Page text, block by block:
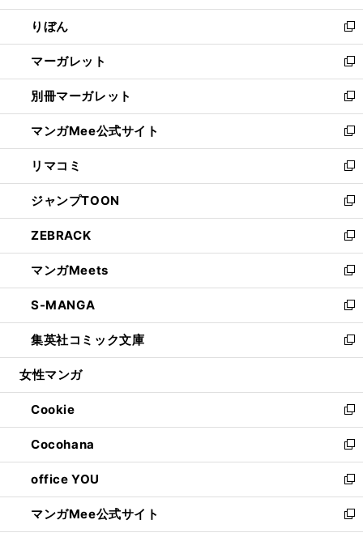
開
く
ウ
で
開
く
ン
ド
ウ
で
開
く
ウ
ィ
ン
ド
ウ
で
開
く
りぼん
新
し
い
ウ
ィ
ン
ド
ウ
で
開
く
マーガレット
新
し
い
ウ
ィ
ン
ド
ウ
で
開
く
別冊マーガレット
新
し
い
ウ
ィ
ン
ド
ウ
で
開
く
マンガMee公式サイト
新
し
い
ウ
ィ
ン
ド
ウ
で
開
く
リマコミ
新
し
い
ウ
ィ
ン
ド
ウ
で
開
く
ジャンプTOON
新
し
い
ウ
ィ
ン
ド
ウ
で
開
ZEBRACK
新
し
い
ウ
ィ
ン
ド
ウ
開
く
マンガMeets
新
し
い
ウ
ィ
ン
ウ
で
開
く
S-MANGA
新
し
い
ウ
ン
ド
ウ
で
開
く
集英社コミック文庫
新
し
ウ
ィ
ン
ド
ウ
で
開
く
女性マンガ
Cookie
新
し
い
ウ
ィ
ン
ド
ウ
Cocohana
新
し
い
ウ
ィ
ン
office YOU
新
し
い
ウ
マンガMee公式サイト
新